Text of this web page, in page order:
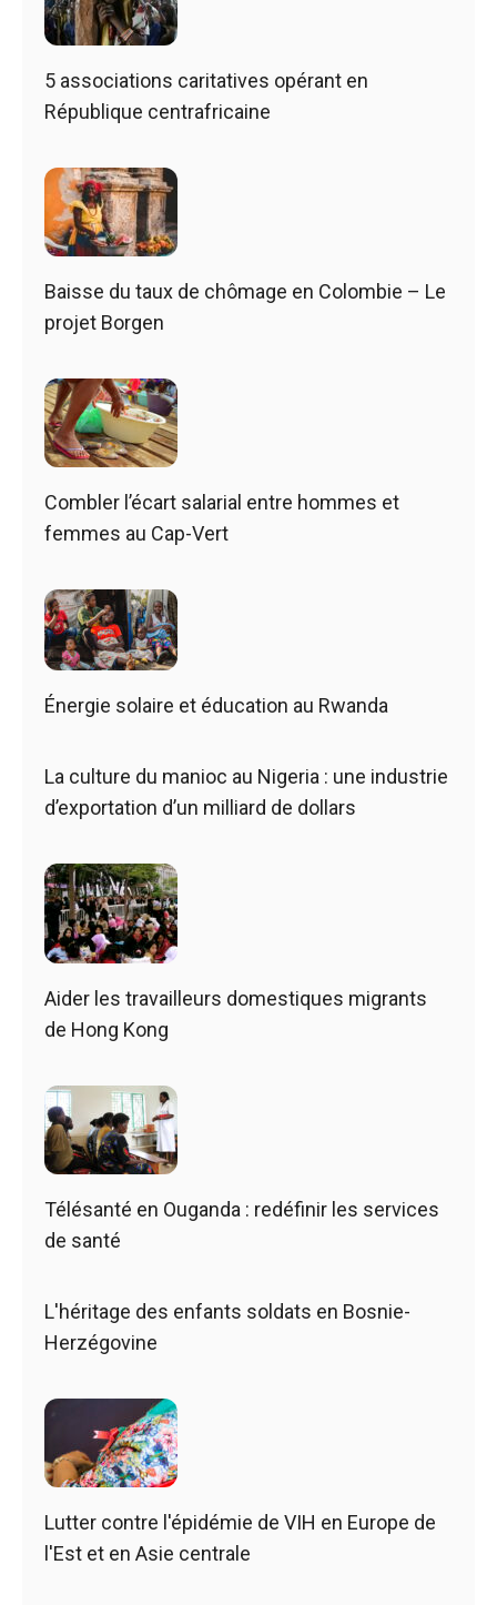
5 associations caritatives opérant en
République centrafricaine
Baisse du taux de chômage en Colombie – Le
projet Borgen
Combler l’écart salarial entre hommes et
femmes au Cap-Vert
Énergie solaire et éducation au Rwanda
La culture du manioc au Nigeria : une industrie
d’exportation d’un milliard de dollars
Aider les travailleurs domestiques migrants
de Hong Kong
Télésanté en Ouganda : redéfinir les services
de santé
L'héritage des enfants soldats en Bosnie-
Herzégovine
Lutter contre l'épidémie de VIH en Europe de
l'Est et en Asie centrale